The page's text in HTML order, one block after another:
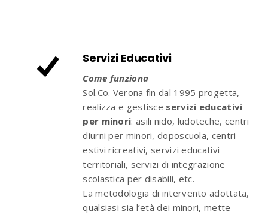
Servizi Educativi
Come funziona
Sol.Co. Verona fin dal 1995 progetta,
realizza e gestisce servizi educativi
per minori: asili nido, ludoteche, centri
diurni per minori, doposcuola, centri
estivi ricreativi, servizi educativi
territoriali, servizi di integrazione
scolastica per disabili, etc.
La metodologia di intervento adottata,
qualsiasi sia l’età dei minori, mette